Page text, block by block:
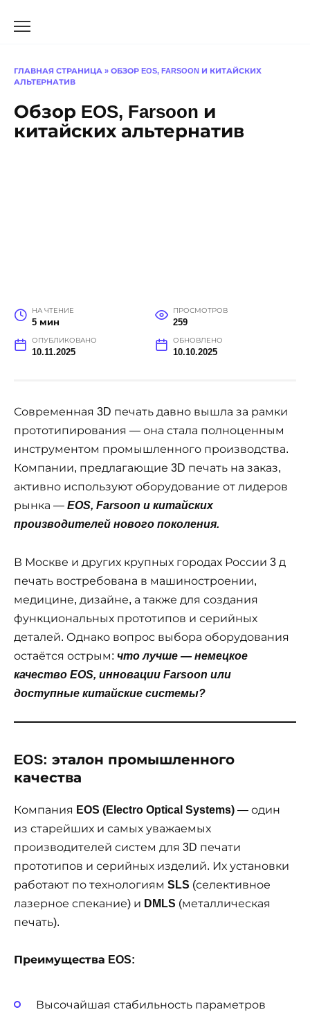
ГЛАВНАЯ СТРАНИЦА » ОБЗОР EOS, FARSOON И КИТАЙСКИХ
АЛЬТЕРНАТИВ
Обзор EOS, Farsoon и
китайских альтернатив
НА ЧТЕНИЕ
5 мин
ПРОСМОТРОВ
259
ОПУБЛИКОВАНО
10.11.2025
ОБНОВЛЕНО
10.10.2025
Современная 3D печать давно вышла за рамки
прототипирования — она стала полноценным
инструментом промышленного производства.
Компании, предлагающие 3D печать на заказ,
активно используют оборудование от лидеров
рынка — EOS, Farsoon и китайских
производителей нового поколения.
В Москве и других крупных городах России 3 д
печать востребована в машиностроении,
медицине, дизайне, а также для создания
функциональных прототипов и серийных
деталей. Однако вопрос выбора оборудования
остаётся острым: что лучше — немецкое
качество EOS, инновации Farsoon или
доступные китайские системы?
EOS: эталон промышленного
качества
Компания EOS (Electro Optical Systems) — один
из старейших и самых уважаемых
производителей систем для 3D печати
прототипов и серийных изделий. Их установки
работают по технологиям SLS (селективное
лазерное спекание) и DMLS (металлическая
печать).
Преимущества EOS:
Высочайшая стабильность параметров